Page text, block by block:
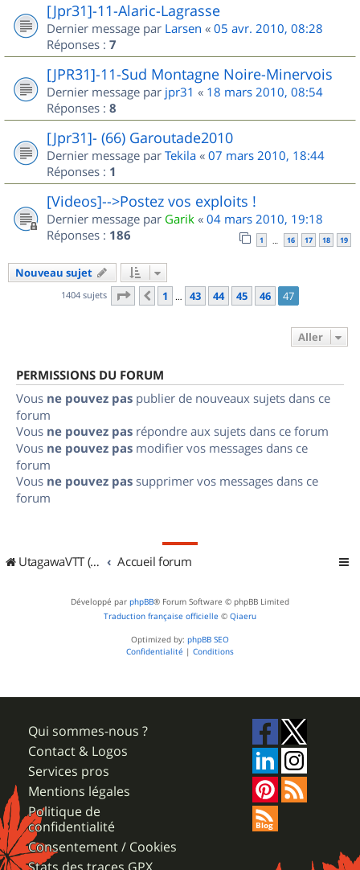
[Jpr31]-11-Alaric-Lagrasse
Dernier message par Larsen « 05 avr. 2010, 08:28
Réponses : 7
[JPR31]-11-Sud Montagne Noire-Minervois
Dernier message par jpr31 « 18 mars 2010, 08:54
Réponses : 8
[Jpr31]- (66) Garoutade2010
Dernier message par Tekila « 07 mars 2010, 18:44
Réponses : 1
[Videos]-->Postez vos exploits !
Dernier message par Garik « 04 mars 2010, 19:18
Réponses : 186 1 … 16 17 18 19
Nouveau sujet
1404 sujets Page 47 sur47
Précédent
1 … 43 44 45 46 47
Aller
PERMISSIONS DU FORUM
Vous ne pouvez pas publier de nouveaux sujets dans ce
forum
Vous ne pouvez pas répondre aux sujets dans ce forum
Vous ne pouvez pas modifier vos messages dans ce
forum
Vous ne pouvez pas supprimer vos messages dans ce
forum
UtagawaVTT (Randos VTT et VTTAE avec traces GPS) Accueil forum
Développé par phpBB® Forum Software © phpBB Limited
Traduction française officielle © Qiaeru
Optimized by: phpBB SEO
Confidentialité | Conditions
Qui sommes-nous ?
Contact & Logos
Services pros
Mentions légales
Politique de
confidentialité
Consentement / Cookies